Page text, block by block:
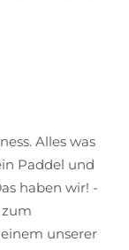
Alles was
Paddel und
haben wir! -
unserer